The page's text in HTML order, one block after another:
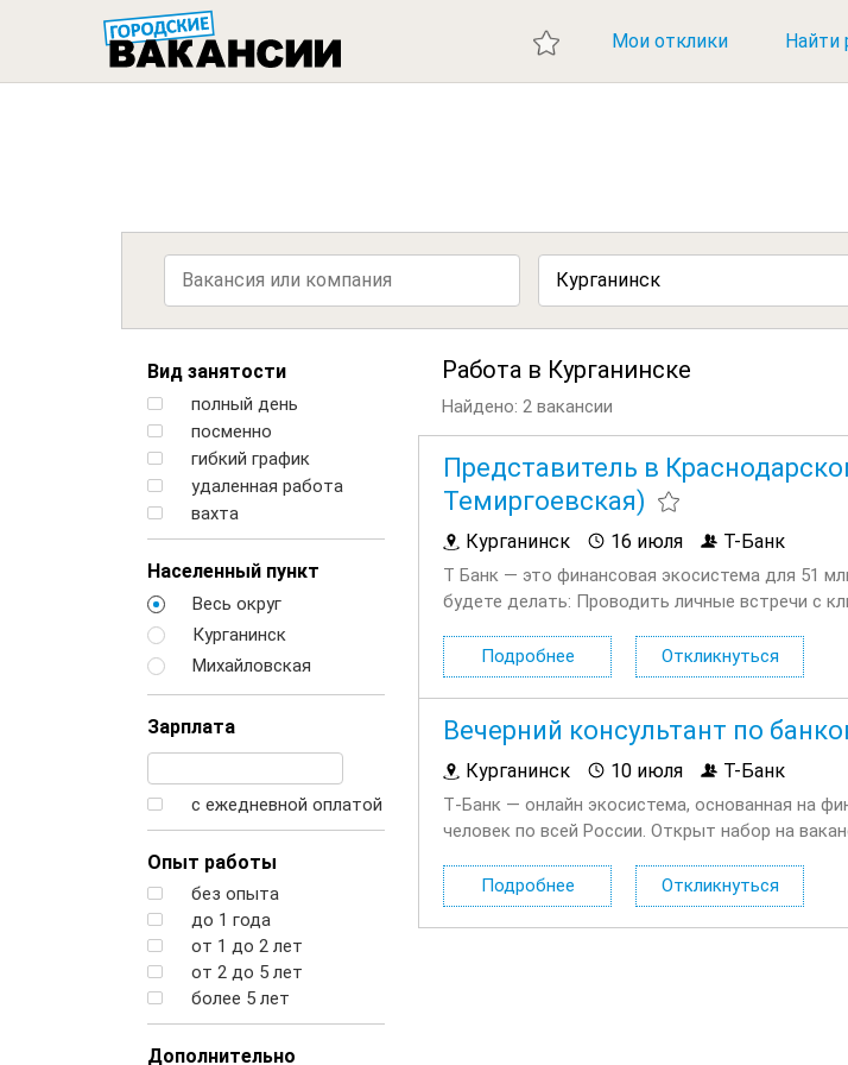
ГОРОДСКИЕ ВАКАНСИИ
Мои отклики Найти
Вид занятости
полный день
посменно
гибкий график
удаленная работа
вахта
Населенный пункт
Весь округ
Курганинск
Михайловская
Зарплата
с ежедневной оплатой
Опыт работы
без опыта
до 1 года
от 1 до 2 лет
от 2 до 5 лет
более 5 лет
Дополнительно
Работа в Курганинске
Найдено: 2 вакансии
Представитель в
Темиргоевская)
Курганинск 16 июля Т-Банк
Т Банк — это финансовая экосистема для 51
будете делать: Проводить личные встречи с
Подробнее
Откликнуться
Вечерний консультант по
Курганинск 10 июля Т-Банк
Т‑Банк — онлайн экосистема, основанная на
человек по всей России. Открыт набор на
Подробнее
Откликнуться